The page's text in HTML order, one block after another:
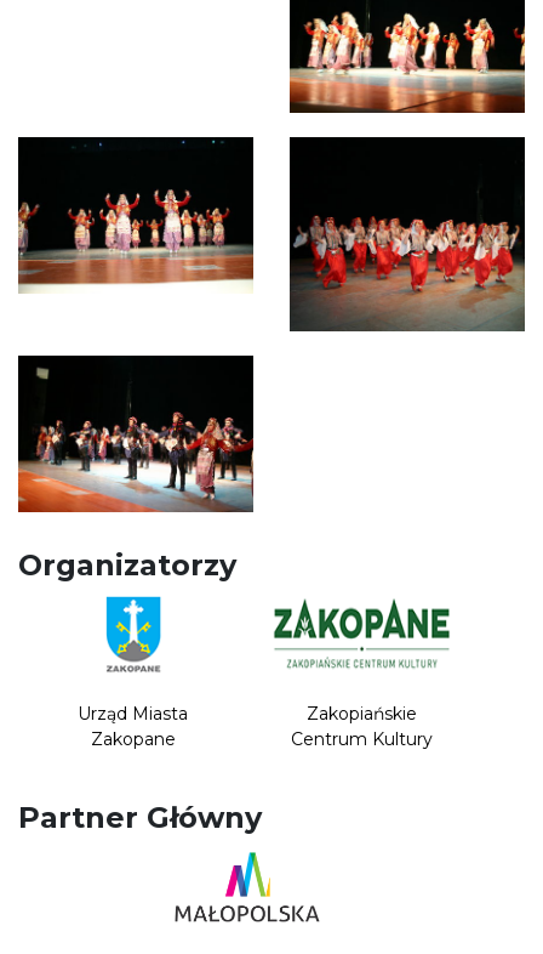
Organizatorzy
Urząd Miasta
Zakopane
Zakopiańskie
Centrum Kultury
Partner Główny